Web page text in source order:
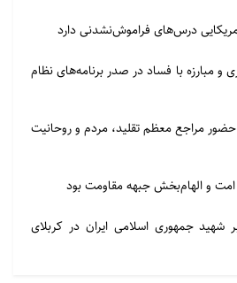
درس‌های فراموش‌نشدنی دارد
مبارزه با فساد در صدر برنامه‌های نظام
حضور مراجع معظم تقلید، مردم و روحانیت
و الهام‌بخش جبهه مقاومت بود
شهید جمهوری اسلامی ایران در کربلای